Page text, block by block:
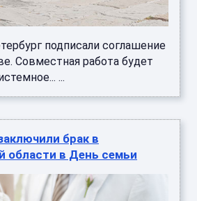
подписали соглашение
Совместная работа будет
...
брак в
области в День семьи